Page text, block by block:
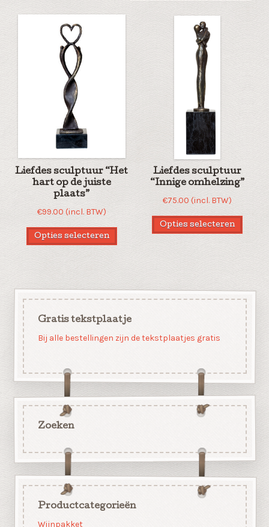
Liefdes sculptuur “Het
hart op de juiste
plaats”
€99.00 (incl. BTW)
Opties selecteren
Liefdes sculptuur
“Innige omhelzing”
€75.00 (incl. BTW)
Opties selecteren
Gratis tekstplaatje
Bij alle bestellingen zijn de tekstplaatjes gratis
Zoeken
Productcategorieën
Wijnpakket